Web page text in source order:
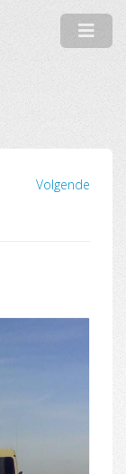
Volgende